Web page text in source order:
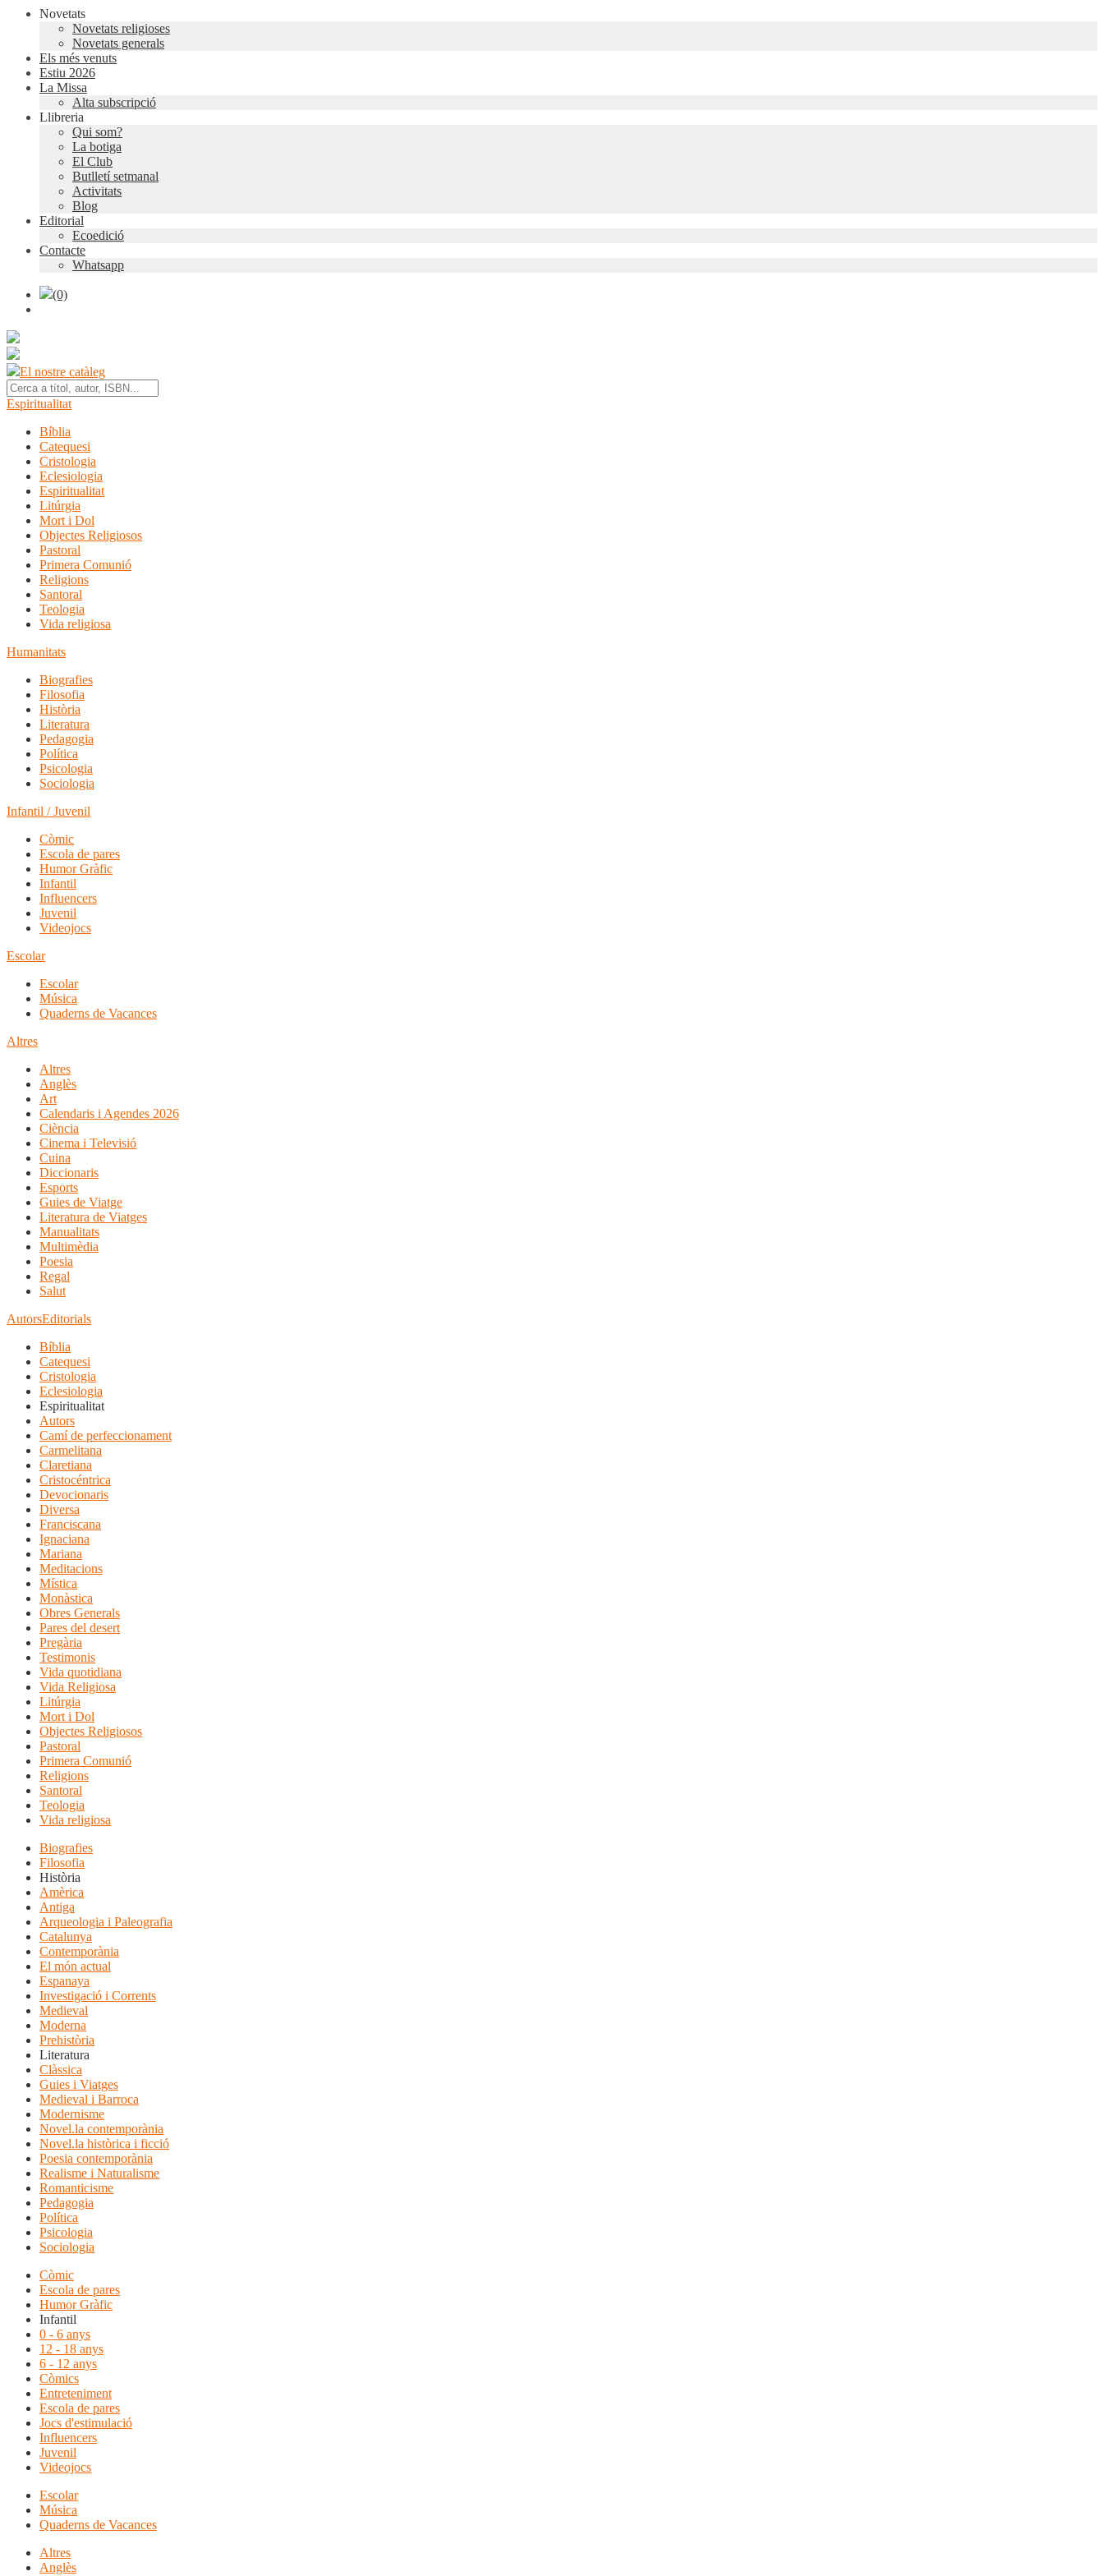
Novetats
Novetats religioses
Novetats generals
Els més venuts
Estiu 2026
La Missa
Alta subscripció
Llibreria
Qui som?
La botiga
El Club
Butlletí setmanal
Activitats
Blog
Editorial
Ecoedició
Contacte
Whatsapp
(0)
El nostre catàleg
Espiritualitat
Bíblia
Catequesi
Cristologia
Eclesiologia
Espiritualitat
Litúrgia
Mort i Dol
Objectes Religiosos
Pastoral
Primera Comunió
Religions
Santoral
Teologia
Vida religiosa
Humanitats
Biografies
Filosofia
Història
Literatura
Pedagogia
Política
Psicologia
Sociologia
Infantil / Juvenil
Còmic
Escola de pares
Humor Gràfic
Infantil
Influencers
Juvenil
Videojocs
Escolar
Escolar
Música
Quaderns de Vacances
Altres
Altres
Anglès
Art
Calendaris i Agendes 2026
Ciència
Cinema i Televisió
Cuina
Diccionaris
Esports
Guies de Viatge
Literatura de Viatges
Manualitats
Multimèdia
Poesia
Regal
Salut
AutorsEditorials
Bíblia
Catequesi
Cristologia
Eclesiologia
Espiritualitat
Autors
Camí de perfeccionament
Carmelitana
Claretiana
Cristocéntrica
Devocionaris
Diversa
Franciscana
Ignaciana
Mariana
Meditacions
Mística
Monàstica
Obres Generals
Pares del desert
Pregària
Testimonis
Vida quotidiana
Vida Religiosa
Litúrgia
Mort i Dol
Objectes Religiosos
Pastoral
Primera Comunió
Religions
Santoral
Teologia
Vida religiosa
Biografies
Filosofia
Història
Amèrica
Antiga
Arqueologia i Paleografia
Catalunya
Contemporània
El món actual
Espanaya
Investigació i Corrents
Medieval
Moderna
Prehistòria
Literatura
Clàssica
Guies i Viatges
Medieval i Barroca
Modernisme
Novel.la contemporània
Novel.la històrica i ficció
Poesia contemporània
Realisme i Naturalisme
Romanticisme
Pedagogia
Política
Psicologia
Sociologia
Còmic
Escola de pares
Humor Gràfic
Infantil
0 - 6 anys
12 - 18 anys
6 - 12 anys
Còmics
Entreteniment
Escola de pares
Jocs d'estimulació
Influencers
Juvenil
Videojocs
Escolar
Música
Quaderns de Vacances
Altres
Anglès